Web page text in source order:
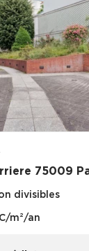
75009
divisibles
m²/an